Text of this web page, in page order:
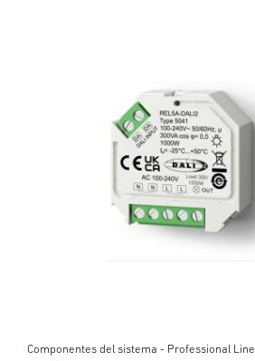
Componentes del sistema - Professional Line